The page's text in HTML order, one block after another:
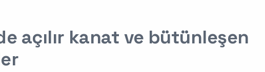
açılır kanat ve bütünleşen